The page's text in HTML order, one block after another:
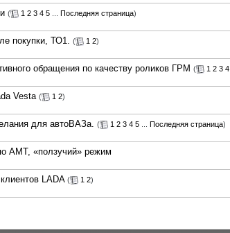
( 1 2 3 4 5 Последняя страница)
покупки, ТО1. ( 1 2)
обращения по качеству роликов ГРМ ( 1 2 3 4
Vesta ( 1 2)
для автоВАЗа. ( 1 2 3 4 5 Последняя страница)
АМТ, «ползучий» режим
LADA ( 1 2)